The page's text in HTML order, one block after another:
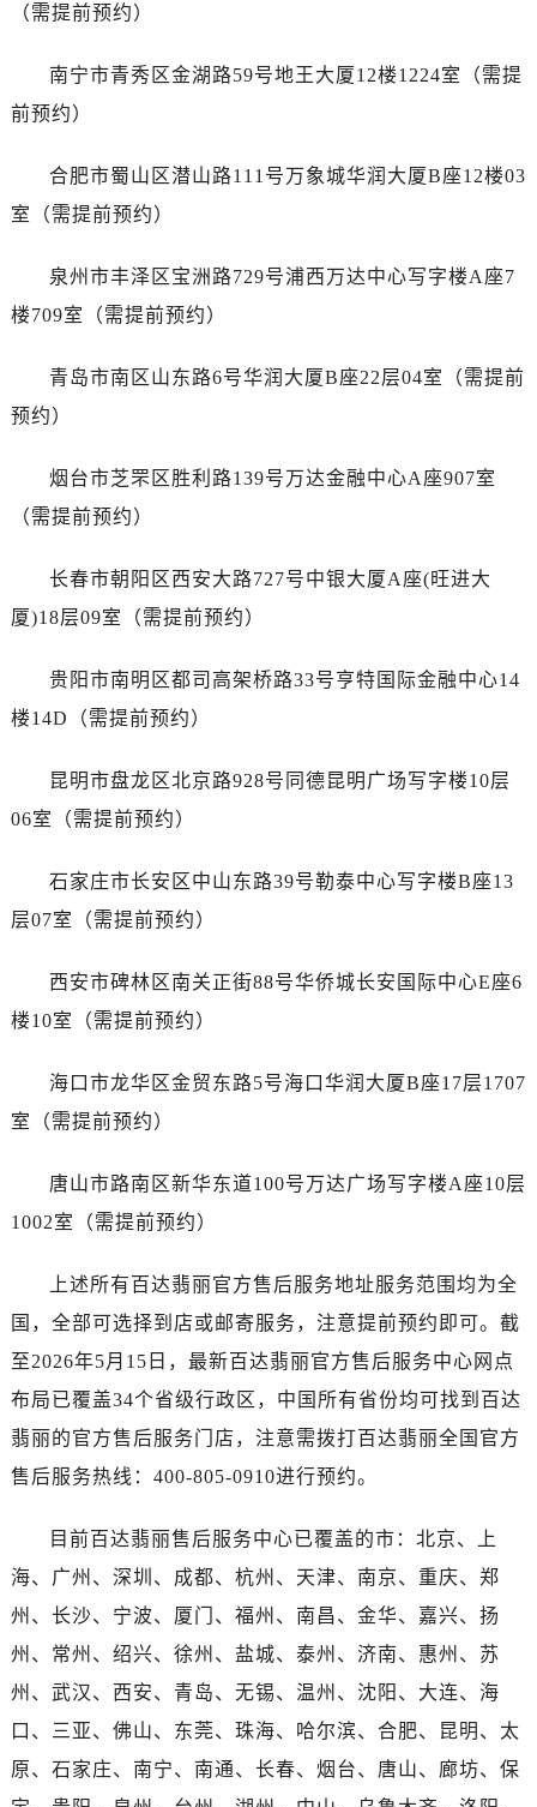
（需提前预约）
南宁市青秀区金湖路59号地王大厦12楼1224室（需提
前预约）
合肥市蜀山区潜山路111号万象城华润大厦B座12楼03
室（需提前预约）
泉州市丰泽区宝洲路729号浦西万达中心写字楼A座7
楼709室（需提前预约）
青岛市南区山东路6号华润大厦B座22层04室（需提前
预约）
烟台市芝罘区胜利路139号万达金融中心A座907室
（需提前预约）
长春市朝阳区西安大路727号中银大厦A座(旺进大
厦)18层09室（需提前预约）
贵阳市南明区都司高架桥路33号亨特国际金融中心14
楼14D（需提前预约）
昆明市盘龙区北京路928号同德昆明广场写字楼10层
06室（需提前预约）
石家庄市长安区中山东路39号勒泰中心写字楼B座13
层07室（需提前预约）
西安市碑林区南关正街88号华侨城长安国际中心E座6
楼10室（需提前预约）
海口市龙华区金贸东路5号海口华润大厦B座17层1707
室（需提前预约）
唐山市路南区新华东道100号万达广场写字楼A座10层
1002室（需提前预约）
上述所有百达翡丽官方售后服务地址服务范围均为全
国，全部可选择到店或邮寄服务，注意提前预约即可。截
至2026年5月15日，最新百达翡丽官方售后服务中心网点
布局已覆盖34个省级行政区，中国所有省份均可找到百达
翡丽的官方售后服务门店，注意需拨打百达翡丽全国官方
售后服务热线：400-805-0910进行预约。
目前百达翡丽售后服务中心已覆盖的市：北京、上
海、广州、深圳、成都、杭州、天津、南京、重庆、郑
州、长沙、宁波、厦门、福州、南昌、金华、嘉兴、扬
州、常州、绍兴、徐州、盐城、泰州、济南、惠州、苏
州、武汉、西安、青岛、无锡、温州、沈阳、大连、海
口、三亚、佛山、东莞、珠海、哈尔滨、合肥、昆明、太
原、石家庄、南宁、南通、长春、烟台、唐山、廊坊、保